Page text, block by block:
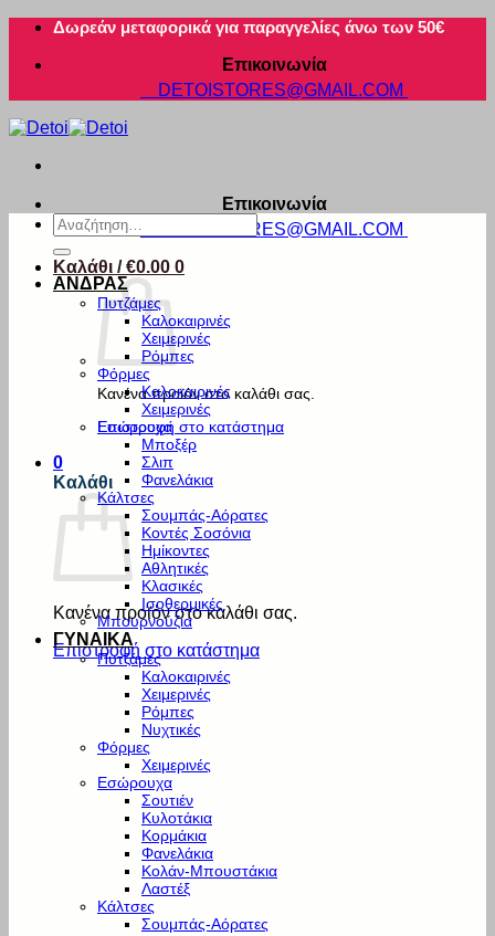
Μετάβαση
περιεχόμενο
Δωρεάν μεταφορικά για παραγγελίες άνω των 50€
Επικοινωνία
DETOISTORES@GMAIL.COM
Επικοινωνία
DETOISTORES@GMAIL.COM
Καλάθι /€0.00 0
Κανένα προϊόν στο καλάθι σας.
Επιστροφή στο κατάστημα
0
Καλάθι
Κανένα προϊόν στο καλάθι σας.
Επιστροφή στο κατάστημα
Αναζήτηση
για:
ΑΝΔΡΑΣ
Πυτζάμες
Καλοκαιρινές
Χειμερινές
Ρόμπες
Φόρμες
Καλοκαιρινές
Χειμερινές
Εσώρουχα
Μποξέρ
Σλιπ
Φανελάκια
Κάλτσες
Σουμπάς-Αόρατες
Κοντές Σοσόνια
Ημίκοντες
Αθλητικές
Κλασικές
Ισοθερμικές
Μπουρνούζια
ΓΥΝΑΙΚΑ
Πυτζάμες
Καλοκαιρινές
Χειμερινές
Ρόμπες
Νυχτικές
Φόρμες
Χειμερινές
Εσώρουχα
Σουτιέν
Κυλοτάκια
Κορμάκια
Φανελάκια
Κολάν-Μπουστάκια
Λαστέξ
Κάλτσες
Σουμπάς-Αόρατες